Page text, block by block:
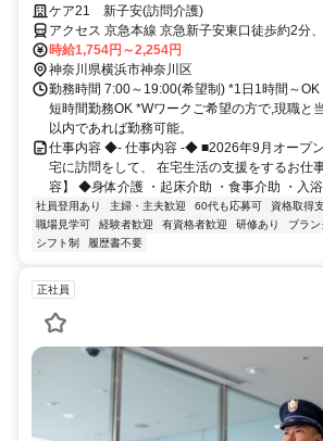
ャンセルも手当有！定年無し！＞★履歴書の準備
きやすいシフト制！急なキャンセルが発生した場
償！
ケア21 新子安(訪問介護)
アクセス 京急本線 京急新子安東口徒歩約2分
安徒歩約2分、京急本線 子安徒歩約11分 JR各
約2分
時給1,754円～2,254円
神奈川県横浜市神奈川区
勤務時間 7:00～19:00(希望制) *1日1時間～
短時間勤務OK *Wワークご希望の方で,現職と
以内であれば勤務可能。
仕事内容 ◆- 仕事内容 -◆ ■2026年9月オープ
宅に訪問をして、 在宅生活の支援をするお仕
容】 ◆身体介護 ・起床介助 ・食事介助 ・入
社員登用あり 主婦・主夫歓迎 60代も応募可 資格取得
職場見学可
経験者歓迎 有資格者歓迎 研修あり ブラン
シフト制
履歴書不要
正社員